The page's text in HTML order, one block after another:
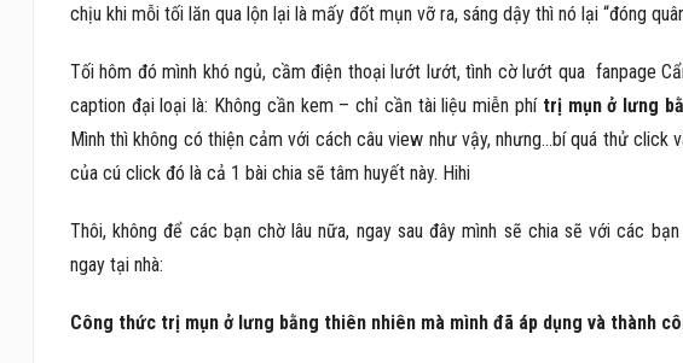
chịu khi mỗi tối lăn qua lộn lại là mấy đốt mụn vỡ ra, sáng dậy thì nó lại “đóng
Tối hôm đó mình khó ngủ, cầm điện thoại lướt lướt, tình cờ lướt qua fanpage
caption đại loại là: Không cần kem – chỉ cần tài liệu miễn phí trị mụn ở lưng
Mình thì không có thiện cảm với cách câu view như vậy, nhưng…bí quá thử
của cú click đó là cả 1 bài chia sẽ tâm huyết này. Hihi
Thôi, không để các bạn chờ lâu nữa, ngay sau đây mình sẽ chia sẽ với các bạn
ngay tại nhà:
Công thức trị mụn ở lưng bằng thiên nhiên mà mình đã áp dụng và thành